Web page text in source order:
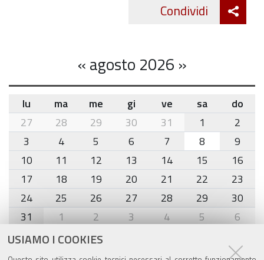
USIAMO I COOKIES
Condividi
«agosto 2026 »
month-
8
lu ma me gi ve sa
do
27
28 29 30 31 1
2
3
4 5 6 7 8
9
10
11 12 13 14 15
16
17
18 19 20 21 22
23
24
25 26 27 28 29
30
31
1 2 3 4 5 6
Agenda eventi